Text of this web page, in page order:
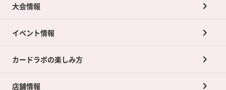
大会情報
イベント情報
カードラボの楽しみ方
店舗情報